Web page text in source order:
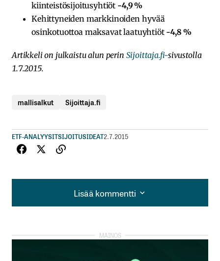
kiinteistösijoitusyhtiöt -4,9 %
Kehittyneiden markkinoiden hyvää
osinkotuottoa maksavat laatuyhtiöt -4,8 %
Artikkeli on julkaistu alun perin Sijoittaja.fi-sivustolla
1.7.2015.
mallisalkut Sijoittaja.fi
ETF-ANALYYSITSIJOITUSIDEAT2.7.2015
Lisää kommentti
Lisää kommentti
kirjautua
rekisteröityä